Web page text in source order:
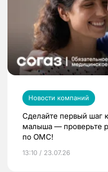
Новости компаний
Сделайте первый шаг
малыша — проверьте
по ОМС!
13:10 / 23.07.26